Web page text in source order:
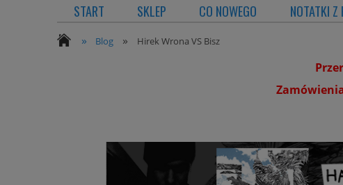
START SKLEP CO NOWEGO NOTATKI Z
» Blog » Hirek Wrona VS Bisz